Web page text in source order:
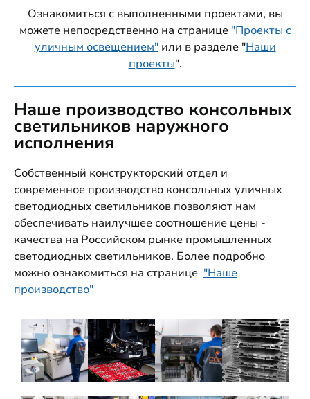
Ознакомиться с выполненными проектами, вы
можете непосредственно на странице "Проекты с
уличным освещением"или в разделе "Наши
проекты".
Наше производство консольных
светильников наружного
исполнения
Собственный конструкторский отдел и
современное производство консольных уличных
светодиодных светильников позволяют нам
обеспечивать наилучшее соотношение цены -
качества на Российском рынке промышленных
светодиодных светильников. Более подробно
можно ознакомиться на странице "Наше
производство"